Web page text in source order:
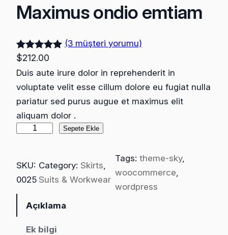
Maximus ondio emtiam
3
müşteri
puanına
dayanarak
5 üzerinden
5.00
aldı
(3 müşteri yorumu)
$212.00
Duis aute irure dolor in reprehenderit in
voluptate velit esse cillum dolore eu fugiat nulla
pariatur sed purus augue et maximus elit
aliquam dolor .
s
Sepete Ekle
SKU:
0025
Category: Skirts
Suits & Workwear
Tags: theme-sky
woocommerce
wordpress
Açıklama
Ek bilgi